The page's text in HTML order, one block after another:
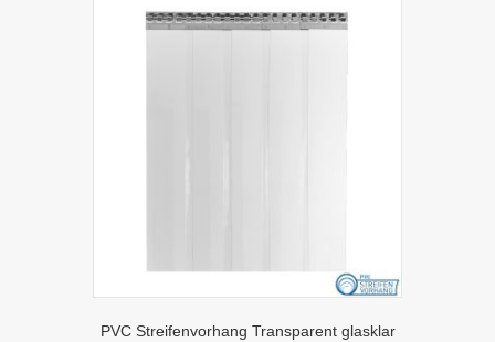
PVC Streifenvorhang Transparent glasklar